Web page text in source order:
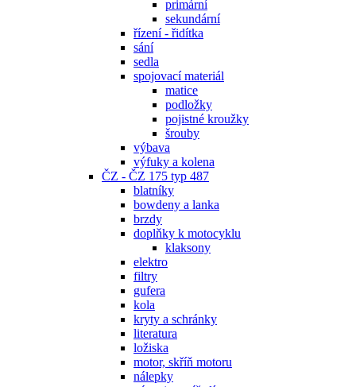
primární
sekundární
řízení - řidítka
sání
sedla
spojovací materiál
matice
podložky
pojistné kroužky
šrouby
výbava
výfuky a kolena
ČZ - ČZ 175 typ 487
blatníky
bowdeny a lanka
brzdy
doplňky k motocyklu
klaksony
elektro
filtry
gufera
kola
kryty a schránky
literatura
ložiska
motor, skříň motoru
nálepky